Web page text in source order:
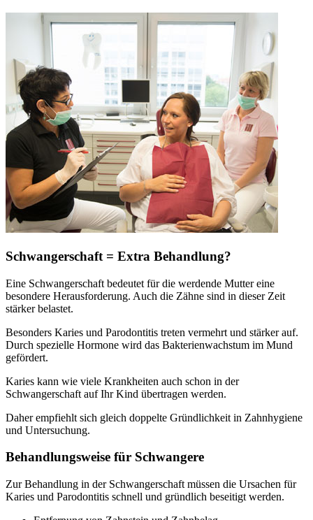
Schwangerschaft = Extra Behandlung?
Eine Schwangerschaft bedeutet für die werdende Mutter eine
besondere Herausforderung. Auch die Zähne sind in dieser Zeit
stärker belastet.
Besonders Karies und Parodontitis treten vermehrt und stärker auf.
Durch spezielle Hormone wird das Bakterienwachstum im Mund
gefördert.
Karies kann wie viele Krankheiten auch schon in der
Schwangerschaft auf Ihr Kind übertragen werden.
Daher empfiehlt sich gleich doppelte Gründlichkeit in Zahnhygiene
und Untersuchung.
Behandlungsweise für Schwangere
Zur Behandlung in der Schwangerschaft müssen die Ursachen für
Karies und Parodontitis schnell und gründlich beseitigt werden.